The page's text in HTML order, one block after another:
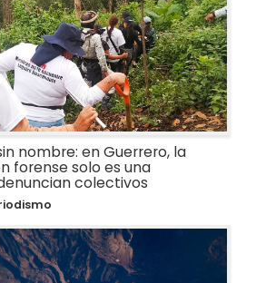
nombre: en Guerrero, la
forense solo es una
colectivos